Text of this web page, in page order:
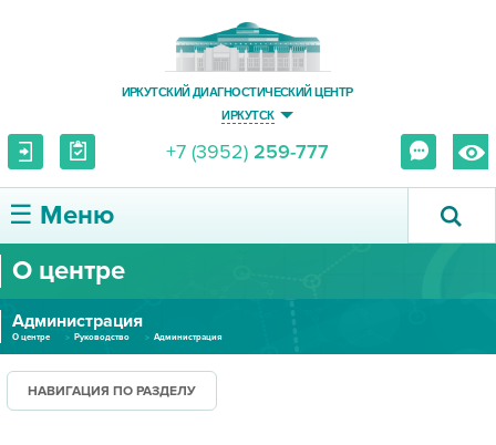
ИРКУТСКИЙ ДИАГНОСТИЧЕСКИЙ ЦЕНТР
ИРКУТСК
+7 (3952) 259-777
☰ Меню
О ЦЕНТРЕ
УСЛУГИ И ЦЕНЫ
ПАЦИЕНТУ
О центре
Администрация
О центре Руководство Администрация
НАВИГАЦИЯ ПО РАЗДЕЛУ